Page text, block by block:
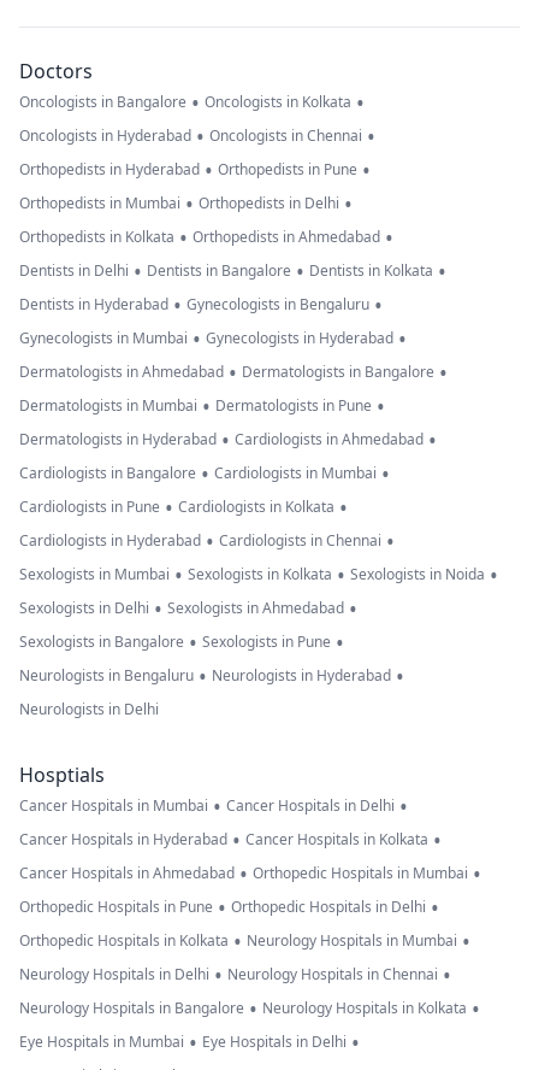
Doctors
Oncologists in Bangalore • Oncologists in Kolkata •
Oncologists in Hyderabad • Oncologists in Chennai •
Orthopedists in Hyderabad • Orthopedists in Pune •
Orthopedists in Mumbai • Orthopedists in Delhi •
Orthopedists in Kolkata • Orthopedists in Ahmedabad •
Dentists in Delhi • Dentists in Bangalore • Dentists in Kolkata •
Dentists in Hyderabad • Gynecologists in Bengaluru •
Gynecologists in Mumbai • Gynecologists in Hyderabad •
Dermatologists in Ahmedabad • Dermatologists in Bangalore •
Dermatologists in Mumbai • Dermatologists in Pune •
Dermatologists in Hyderabad • Cardiologists in Ahmedabad •
Cardiologists in Bangalore • Cardiologists in Mumbai •
Cardiologists in Pune • Cardiologists in Kolkata •
Cardiologists in Hyderabad • Cardiologists in Chennai •
Sexologists in Mumbai • Sexologists in Kolkata • Sexologists in Noida •
Sexologists in Delhi • Sexologists in Ahmedabad •
Sexologists in Bangalore • Sexologists in Pune •
Neurologists in Bengaluru • Neurologists in Hyderabad •
Neurologists in Delhi
Hosptials
Cancer Hospitals in Mumbai • Cancer Hospitals in Delhi •
Cancer Hospitals in Hyderabad • Cancer Hospitals in Kolkata •
Cancer Hospitals in Ahmedabad • Orthopedic Hospitals in Mumbai •
Orthopedic Hospitals in Pune • Orthopedic Hospitals in Delhi •
Orthopedic Hospitals in Kolkata • Neurology Hospitals in Mumbai •
Neurology Hospitals in Delhi • Neurology Hospitals in Chennai •
Neurology Hospitals in Bangalore • Neurology Hospitals in Kolkata •
Eye Hospitals in Mumbai • Eye Hospitals in Delhi •